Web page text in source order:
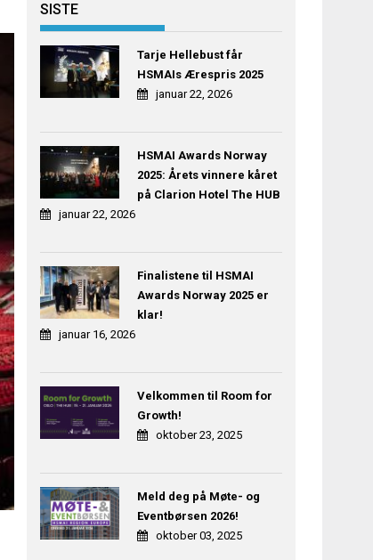
SISTE
Tarje Hellebust får
HSMAIs Ærespris 2025
januar 22, 2026
HSMAI Awards Norway
2025: Årets vinnere kåret
på Clarion Hotel The HUB
januar 22, 2026
Finalistene til HSMAI
Awards Norway 2025 er
klar!
januar 16, 2026
Velkommen til Room for
Growth!
oktober 23, 2025
Meld deg på Møte- og
Eventbørsen 2026!
oktober 03, 2025